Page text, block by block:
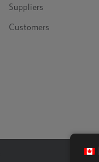
Suppliers
Customers